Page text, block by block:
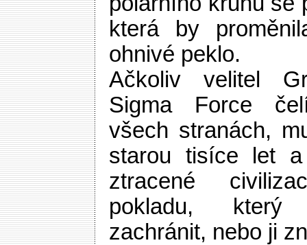
která by
ohnivé peklo.
Ačkoliv velitel
Sigma Force
všech stranách,
starou tisíce let
ztracené
pokladu,
zachránit, nebo ji